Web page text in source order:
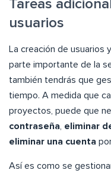
Tareas
usuarios
La creación de usuarios
parte importante de la
también tendrás que
tiempo. A medida que
proyectos, puede que
contraseña eliminar
eliminar una cuenta
Así es como se